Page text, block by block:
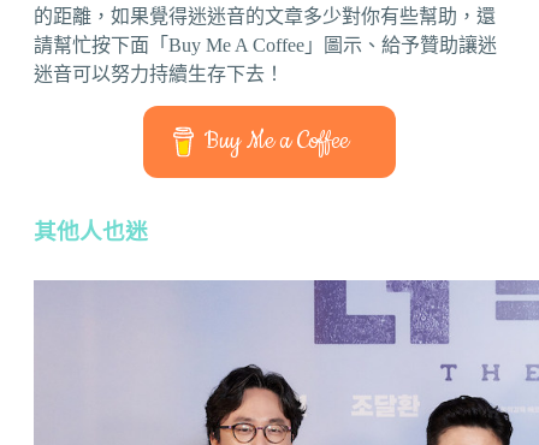
的距離，如果覺得迷迷音的文章多少對你有些幫助，還
請幫忙按下面「Buy Me A Coffee」圖示、給予贊助讓迷
迷音可以努力持續生存下去！
Buy Me a Coffee
其他人也迷